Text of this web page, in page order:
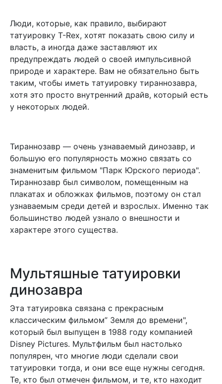
Люди, которые, как правило, выбирают
татуировку T-Rex, хотят показать свою силу и
власть, а иногда даже заставляют их
предупреждать людей о своей импульсивной
природе и характере. Вам не обязательно быть
таким, чтобы иметь татуировку тираннозавра,
хотя это просто внутренний драйв, который есть
у некоторых людей.
Тираннозавр — очень узнаваемый динозавр, и
большую его популярность можно связать со
знаменитым фильмом "Парк Юрского периода".
Тираннозавр был символом, помещенным на
плакатах и обложках фильмов, поэтому он стал
узнаваемым среди детей и взрослых. Именно так
большинство людей узнало о внешности и
характере этого существа.
Мультяшные татуировки
динозавра
Эта татуировка связана с прекрасным
классическим фильмом” Земля до времени",
который был выпущен в 1988 году компанией
Disney Pictures. Мультфильм был настолько
популярен, что многие люди сделали свои
татуировки тогда, и они все еще нужны сегодня.
Те, кто был отмечен фильмом, и те, кто находит